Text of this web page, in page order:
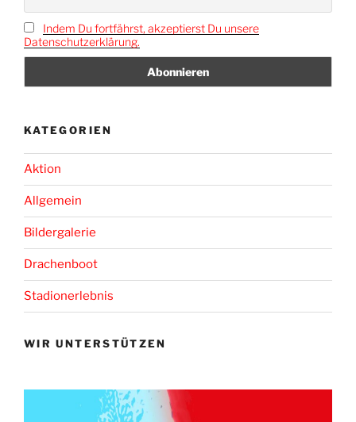
Indem Du fortfährst, akzeptierst Du unsere
Datenschutzerklärung.
KATEGORIEN
Aktion
Allgemein
Bildergalerie
Drachenboot
Stadionerlebnis
WIR UNTERSTÜTZEN